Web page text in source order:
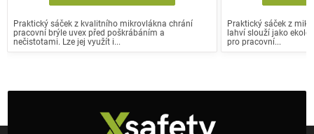
Praktický sáček z kvalitního mikrovlákna chrání
pracovní brýle uvex před poškrábáním a
nečistotami. Lze jej využít i...
Praktický sáček z
lahví slouží jako
pro pracovní...